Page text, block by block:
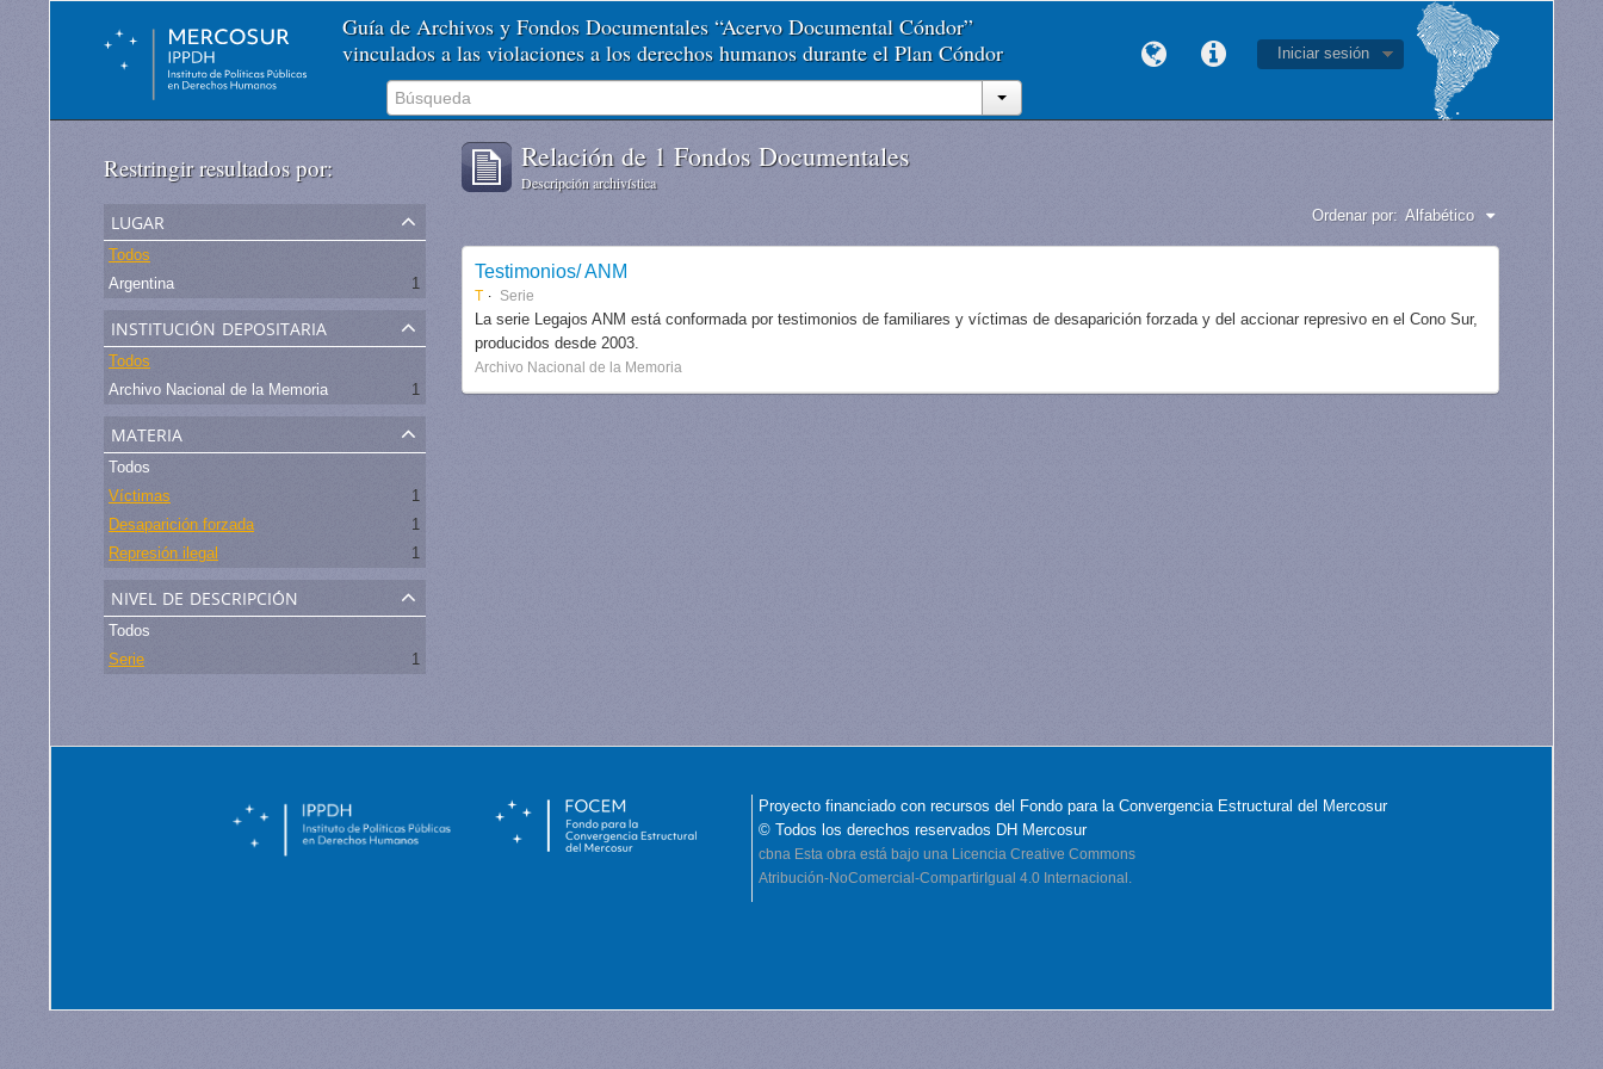
Guía de Archivos y Fondos Documentales “Acervo Documental Cóndor”
vinculados a las violaciones a los derechos humanos durante el Plan Cóndor
Iniciar sesión
Restringir resultados por:
lugar
Todos
Argentina
1
institución depositaria
Todos
Archivo Nacional de la Memoria
1
materia
Todos
Víctimas
1
Desaparición forzada
1
Represión ilegal
1
nivel de descripción
Todos
Serie
1
Relación de 1 Fondos Documentales
Descripción archivística
Ordenar por: Alfabético
Testimonios/ ANM
T Serie
La serie Legajos ANM está conformada por testimonios de familiares y víctimas de desaparición forzada y del accionar represivo en el Cono Sur,
producidos desde 2003.
Archivo Nacional de la Memoria
Proyecto financiado con recursos del Fondo para la Convergencia Estructural del Mercosur
© Todos los derechos reservados DH Mercosur
cbna Esta obra está bajo una Licencia Creative Commons
Atribución-NoComercial-CompartirIgual 4.0 Internacional.